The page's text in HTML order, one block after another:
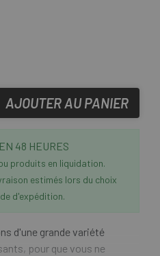
AJOUTER AU PANIER
48 HEURES
produits en liquidation.
estimés lors du choix
d'expédition.
d'une grande variété
pour que vous ne